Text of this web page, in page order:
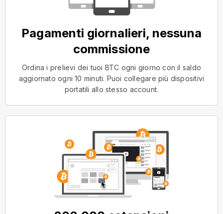
Pagamenti giornalieri, nessuna
commissione
Ordina i prelievi dei tuoi BTC ogni giorno con il saldo
aggiornato ogni 10 minuti. Puoi collegare più dispositivi
portatili allo stesso account.